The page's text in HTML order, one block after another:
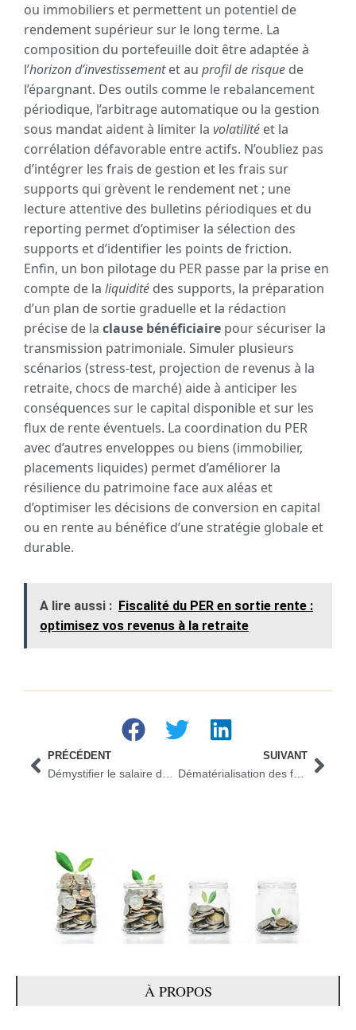
ou immobiliers et permettent un potentiel de
rendement supérieur sur le long terme. La
composition du portefeuille doit être adaptée à
l’horizon d’investissementet au profil de risque de
l’épargnant. Des outils comme le rebalancement
périodique, l’arbitrage automatique ou la gestion
sous mandat aident à limiter la volatilité et la
corrélation défavorable entre actifs. N’oubliez pas
d’intégrer les frais de gestion et les frais sur
supports qui grèvent le rendement net ; une
lecture attentive des bulletins périodiques et du
reporting permet d’optimiser la sélection des
supports et d’identifier les points de friction.
Enfin, un bon pilotage du PER passe par la prise en
compte de la liquidité des supports, la préparation
d’un plan de sortie graduelle et la rédaction
précise de la clause bénéficiaire pour sécuriser la
transmission patrimoniale. Simuler plusieurs
scénarios (stress-test, projection de revenus à la
retraite, chocs de marché) aide à anticiper les
conséquences sur le capital disponible et sur les
flux de rente éventuels. La coordination du PER
avec d’autres enveloppes ou biens (immobilier,
placements liquides) permet d’améliorer la
résilience du patrimoine face aux aléas et
d’optimiser les décisions de conversion en capital
ou en rente au bénéfice d’une stratégie globale et
durable.
A lire aussi : Fiscalité du PER en sortie rente :
optimisez vos revenus à la retraite
PRÉCÉDENT
Démystifier le salaire de Mr Beast : ce que vous ne savez peut-être pas
SUIVANT
Dématérialisation des factures : un guide complet pour les PME
À PROPOS